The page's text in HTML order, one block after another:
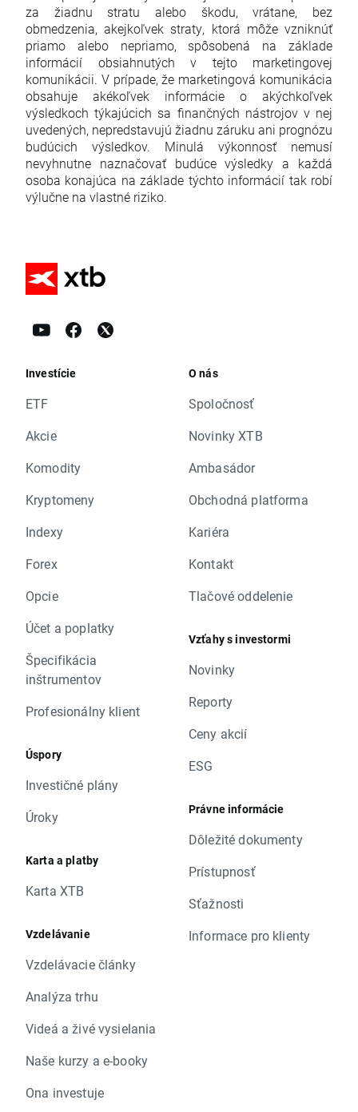
za žiadnu stratu alebo škodu, vrátane, bez
obmedzenia, akejkoľvek straty, ktorá môže vzniknúť
priamo alebo nepriamo, spôsobená na základe
informácií obsiahnutých v tejto marketingovej
komunikácii. V prípade, že marketingová komunikácia
obsahuje akékoľvek informácie o akýchkoľvek
výsledkoch týkajúcich sa finančných nástrojov v nej
uvedených, nepredstavujú žiadnu záruku ani prognózu
budúcich výsledkov. Minulá výkonnosť nemusí
nevyhnutne naznačovať budúce výsledky a každá
osoba konajúca na základe týchto informácií tak robí
výlučne na vlastné riziko.
Investície
ETF
Akcie
Komodity
Kryptomeny
Indexy
Forex
Opcie
Účet a poplatky
Špecifikácia
inštrumentov
Profesionálny klient
Úspory
Investičné plány
Úroky
Karta a platby
Karta XTB
Vzdelávanie
Vzdelávacie články
Analýza trhu
Videá a živé vysielania
Naše kurzy a e-booky
Ona investuje
O nás
Spoločnosť
Novinky XTB
Ambasádor
Obchodná platforma
Kariéra
Kontakt
Tlačové oddelenie
Vzťahy s investormi
Novinky
Reporty
Ceny akcií
ESG
Právne informácie
Dôležité dokumenty
Prístupnosť
Sťažnosti
Informace pro klienty